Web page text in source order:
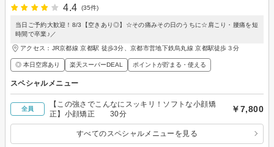
4.4
(35件)
当日ご予約大歓迎！8/3【空きあり◎】☆その痛みその日のうちに☆肩こり・腰痛を短
時間で卒業♪／
アクセス：JR京都線 京都駅 徒歩3分、京都市営地下鉄烏丸線 京都駅徒歩３分
◎ 本日空席あり 楽天スーパーDEAL ポイントが貯まる・使える
スペシャルメニュー
全員
【この強さでこんなにスッキリ！ソフトな小顔矯
正】小顔矯正 30分
￥7,800
すべてのスペシャルメニューを見る